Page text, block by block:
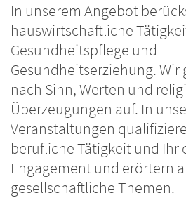
In unserem Angebot
hauswirtschaftliche
Gesundheitspflege und
Gesundheitserziehung. Wir
nach Sinn, Werten und
Überzeugungen auf. In
Veranstaltungen
berufliche Tätigkeit und Ihr
Engagement und erörtern
gesellschaftliche Themen.